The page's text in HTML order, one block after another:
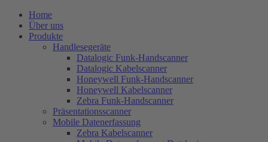
Home
Über uns
Produkte
Handlesegeräte
Datalogic Funk-Handscanner
Datalogic Kabelscanner
Honeywell Funk-Handscanner
Honeywell Kabelscanner
Zebra Funk-Handscanner
Präsentationsscanner
Mobile Datenerfassung
Zebra Kabelscanner